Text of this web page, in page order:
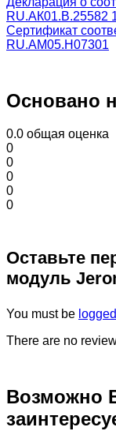
RU.АК01.В.25582
Сертификат
RU.AM05.H07301
Основано
0.0 общая оценка
0
0
0
0
0
Оставьте
модуль
You must be
There are no
Возможно